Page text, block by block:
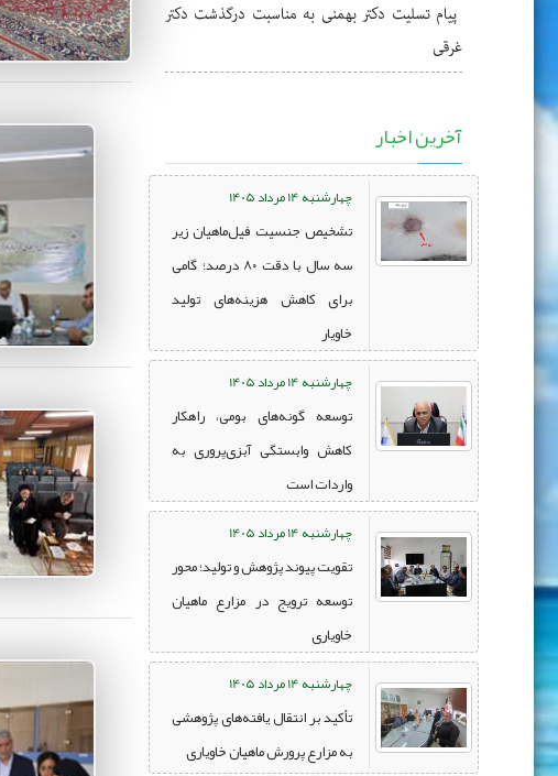
پیام تسلیت دکتر بهمنی به مناسبت درگذشت دکتر
غرقی
آخرین اخبار
چهارشنبه 14 مرداد 1405
تشخیص جنسیت فیل‌ماهیان زیر
سه سال با دقت ۸۰ درصد؛ گامی
برای کاهش هزینه‌های تولید
خاویار
چهارشنبه 14 مرداد 1405
توسعه گونه‌های بومی، راهکار
کاهش وابستگی آبزی‌پروری به
واردات است
چهارشنبه 14 مرداد 1405
تقویت پیوند پژوهش و تولید؛ محور
توسعه ترویج در مزارع ماهیان
خاویاری
چهارشنبه 14 مرداد 1405
تأکید بر انتقال یافته‌های پژوهشی
به مزارع پرورش ماهیان خاویاری